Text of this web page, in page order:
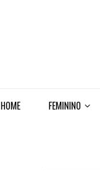
HOME FEMININO